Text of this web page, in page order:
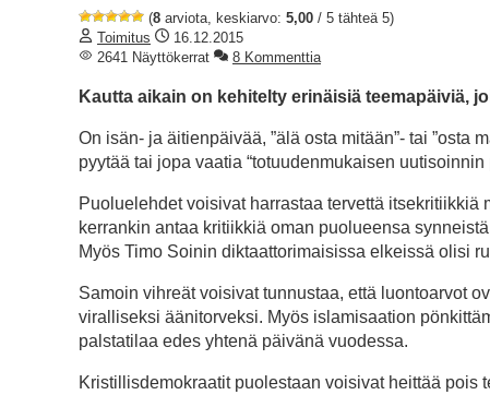
(8 arviota, keskiarvo: 5,00 / 5 tähteä 5)
Toimitus
16.12.2015
2641 Näyttökerrat
8 Kommenttia
Kautta aikain on kehitelty erinäisiä teemapäiviä,
On isän- ja äitienpäivää, ”älä osta mitään”- tai
pyytää tai jopa vaatia “totuudenmukaisen
Puoluelehdet voisivat harrastaa tervettä
kerrankin antaa kritiikkiä oman puolueensa
Myös Timo Soinin diktaattorimaisissa elkeissä olisi
Samoin vihreät voisivat tunnustaa, että luontoarvot
viralliseksi äänitorveksi. Myös islamisaation
palstatilaa edes yhtenä päivänä vuodessa.
Kristillisdemokraatit puolestaan voisivat heittää